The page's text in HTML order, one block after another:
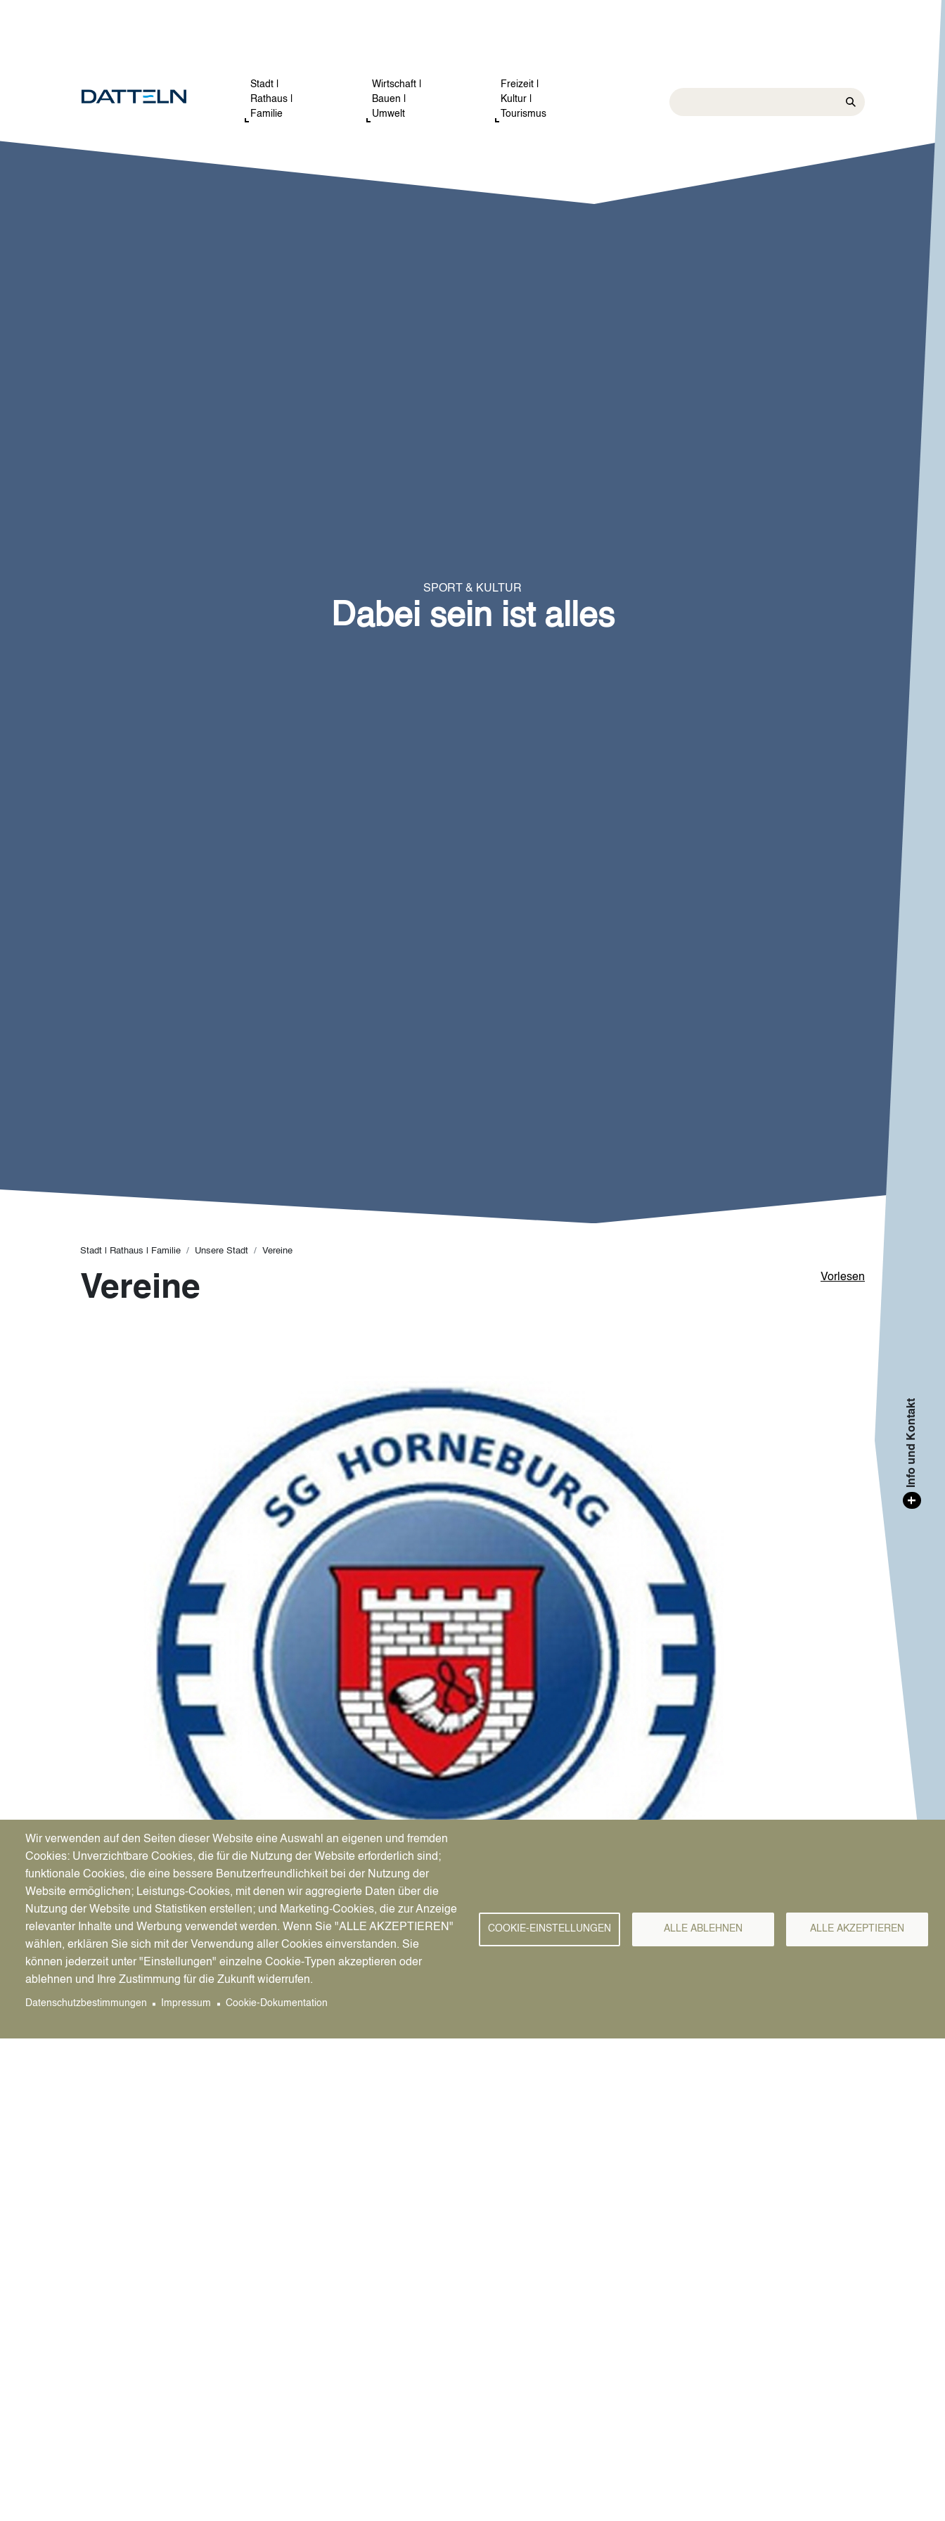
Stadt |
Rathaus |
Familie
Wirtschaft |
Bauen |
Umwelt
Freizeit |
Kultur |
Tourismus
SPORT & KULTUR
Dabei sein ist alles
Pfadnavigation
Stadt | Rathaus | Familie Unsere Stadt Vereine
Vorlesen
Vereine
Wir verwenden auf den Seiten dieser Website eine Auswahl an eigenen und fremden
Cookies: Unverzichtbare Cookies, die für die Nutzung der Website erforderlich sind;
funktionale Cookies, die eine bessere Benutzerfreundlichkeit bei der Nutzung der
Website ermöglichen; Leistungs-Cookies, mit denen wir aggregierte Daten über die
Nutzung der Website und Statistiken erstellen; und Marketing-Cookies, die zur Anzeige
relevanter Inhalte und Werbung verwendet werden. Wenn Sie "ALLE AKZEPTIEREN"
wählen, erklären Sie sich mit der Verwendung aller Cookies einverstanden. Sie
können jederzeit unter "Einstellungen" einzelne Cookie-Typen akzeptieren oder
ablehnen und Ihre Zustimmung für die Zukunft widerrufen.
Datenschutzbestimmungen Impressum Cookie-Dokumentation
COOKIE-EINSTELLUNGEN ALLE ABLEHNEN ALLE AKZEPTIEREN
+
Info und Kontakt